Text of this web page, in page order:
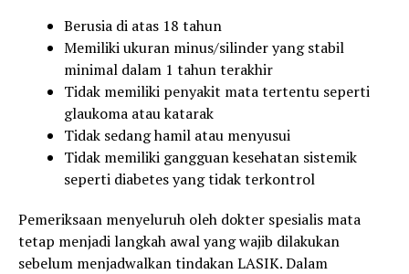
Berusia di atas 18 tahun
Memiliki ukuran minus/silinder yang stabil
minimal dalam 1 tahun terakhir
Tidak memiliki penyakit mata tertentu seperti
glaukoma atau katarak
Tidak sedang hamil atau menyusui
Tidak memiliki gangguan kesehatan sistemik
seperti diabetes yang tidak terkontrol
Pemeriksaan menyeluruh oleh dokter spesialis mata
tetap menjadi langkah awal yang wajib dilakukan
sebelum menjadwalkan tindakan LASIK. Dalam